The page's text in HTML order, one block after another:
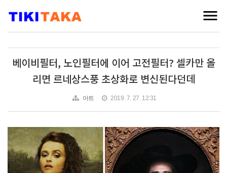
베이비필터, 노인필터에 이어 고전필터? 셀카만 올
리면 르네상스풍 초상화로 변신된다던데
아트 2019. 7. 27. 12:31